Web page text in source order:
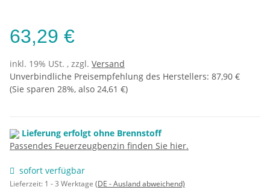
63,29 €
inkl. 19% USt. , zzgl. Versand
Unverbindliche Preisempfehlung des Herstellers: 87,90 €
(Sie sparen 28%, also 24,61 €)
Lieferung erfolgt ohne Brennstoff
Passendes Feuerzeugbenzin finden Sie hier.
sofort verfügbar
Lieferzeit: 1 - 3 Werktage (DE - Ausland abweichend)